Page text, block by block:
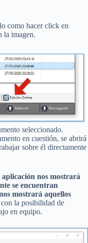
como hacer click en
la imagen.
seleccionado.
en cuestión, se abrirá
sobre él directamente
aplicación nos mostrará
se encuentran
mostrará aquellos
con la posibilidad de
en equipo.